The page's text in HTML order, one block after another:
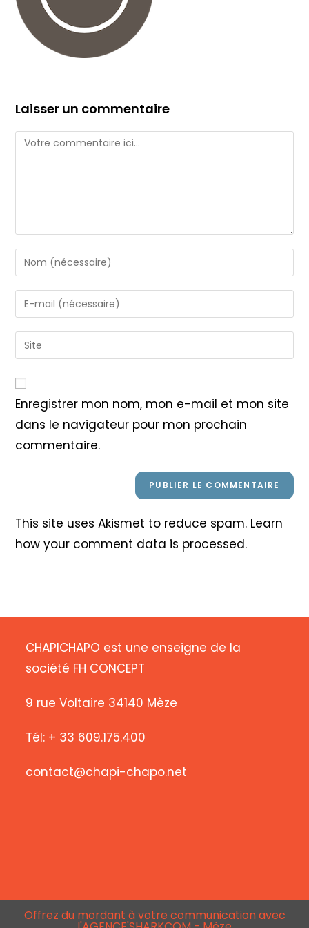
Laisser un commentaire
Comment
Enter
your
name
or
to
comment
Enter
your
email
address
Saisir
l’URL
votre
site
(facultatif)
Enregistrer mon nom, mon e-mail et mon site
dans le navigateur pour mon prochain
commentaire.
This site uses Akismet to reduce spam. Learn
how your comment data is processed.
CHAPICHAPO est une enseigne de la
société FH CONCEPT
9 rue Voltaire 34140 Mèze
Tél: + 33 609.175.400
contact@chapi-chapo.net
Offrez du mordant à votre communication avec